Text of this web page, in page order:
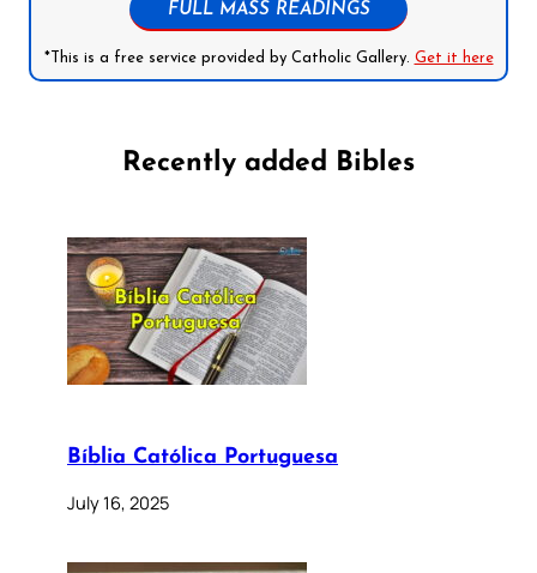
FULL MASS READINGS
*This is a free service provided by Catholic Gallery. Get it here
Recently added Bibles
Bíblia Católica Portuguesa
July 16, 2025